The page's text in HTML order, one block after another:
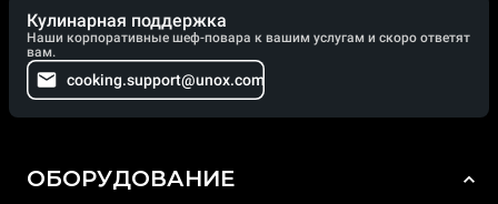
Кулинарная поддержка
Наши корпоративные шеф-повара к вашим услугам и скоро ответят
вам.
cooking.support@unox.com
ОБОРУДОВАНИЕ